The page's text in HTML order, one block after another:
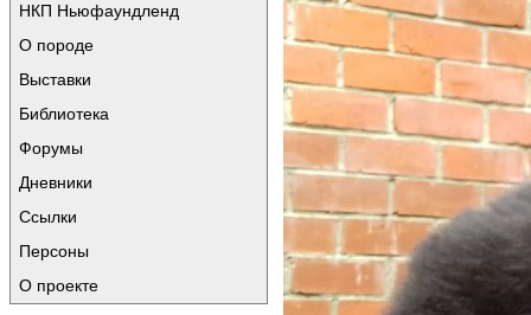
НКП Ньюфаундленд
О породе
Выставки
Библиотека
Форумы
Дневники
Ссылки
Персоны
О проекте